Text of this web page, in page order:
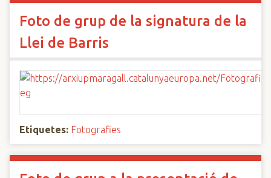
Foto de grup de la signatura de la
Llei de Barris
Etiquetes: Fotografies